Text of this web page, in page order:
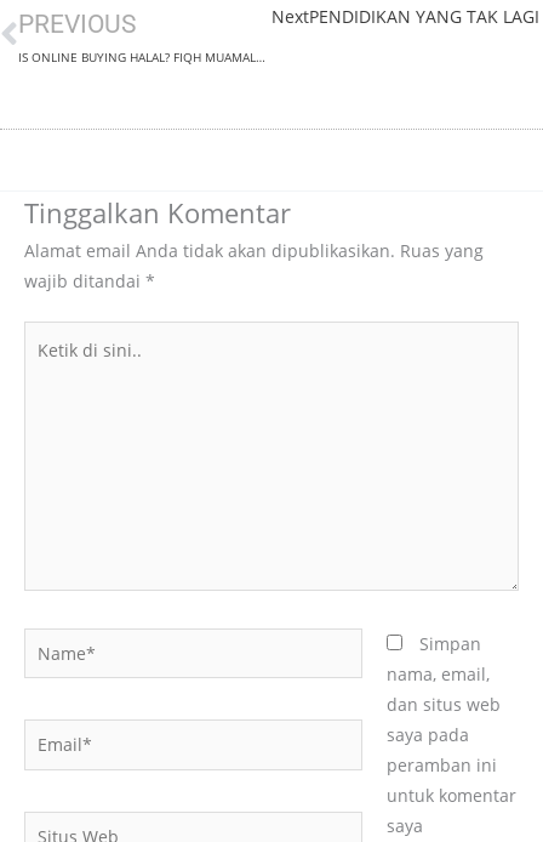
Prev
PREVIOUS
IS ONLINE BUYING HALAL? FIQH MUAMALAH INSIGHT
NextPENDIDIKAN YANG TAK
Tinggalkan Komentar
Alamat email Anda tidak akan dipublikasikan. Ruas yang
wajib ditandai *
Email*
Situs
Simpan
nama, email,
dan situs web
saya pada
peramban ini
untuk komentar
saya